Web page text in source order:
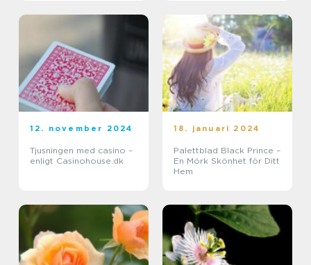
12. november 2024
Tjusningen med casino –
enligt Casinohouse.dk
18. januari 2024
Palettblad Black Prince –
En Mörk Skönhet för Ditt
Hem